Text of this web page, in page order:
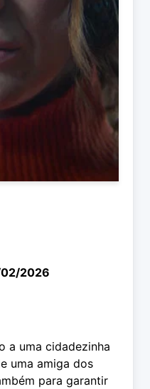
02/2026
a uma cidadezinha
uma amiga dos
para garantir